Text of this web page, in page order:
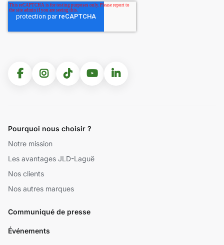
Pourquoi nous choisir ?
Notre mission
Les avantages JLD-Laguë
Nos clients
Nos autres marques
Communiqué de presse
Événements